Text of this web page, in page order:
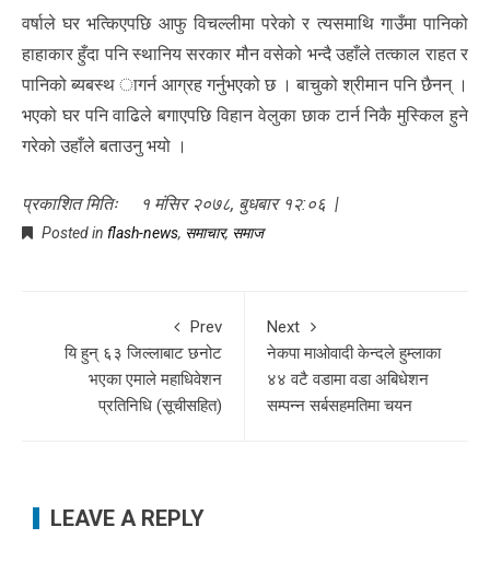
वर्षाले घर भत्किएपछि आफु विचल्लीमा परेको र त्यसमाथि गाउँमा पानिको
हाहाकार हुँदा पनि स्थानिय सरकार मौन वसेको भन्दै उहाँले तत्काल राहत र
पानिको ब्यबस्थ ागर्न आग्रह गर्नुभएको छ । बाचुको श्रीमान पनि छैनन् ।
भएको घर पनि वाढिले बगाएपछि विहान वेलुका छाक टार्न निकै मुस्किल हुने
गरेको उहाँले बताउनु भयो ।
प्रकाशित मितिः १ मंसिर २०७८, बुधबार १२:०६ |
Posted in flash-news, समाचार, समाज
Prev
यि हुन् ६३ जिल्लाबाट छनोट
भएका एमाले महाधिवेशन
प्रतिनिधि (सूचीसहित)
Next
नेकपा माओवादी केन्दले हुम्लाका
४४ वटै वडामा वडा अबिधेशन
सम्पन्न सर्बसहमतिमा चयन
LEAVE A REPLY